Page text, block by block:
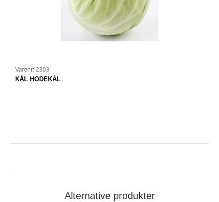
Varenr: 2303
KÅL HODEKÅL
Alternative produkter